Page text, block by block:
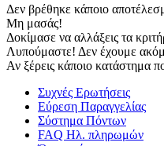
Δεν βρέθηκε κάποιο
Μη μασάς!
Δοκίμασε να αλλάξεις τα
Λυπούμαστε! Δεν έχουμε
Αν ξέρεις κάποιο κατάστημα
Συχνές Ερωτήσεις
Εύρεση Παραγγελίας
Σύστημα Πόντων
FAQ Ηλ. πληρωμών